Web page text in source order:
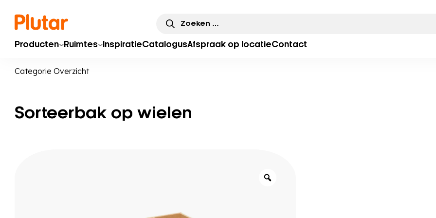
Zoeken
naar:
Producten Ruimtes InspiratieCatalogusAfspraak op locatieContact
Categorie Overzicht
Sorteerbak op wielen